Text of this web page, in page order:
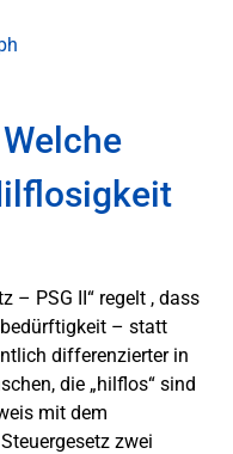
– PSG II“ regelt , dass
– statt
differenzierter in
die „hilflos“ sind
mit dem
zwei